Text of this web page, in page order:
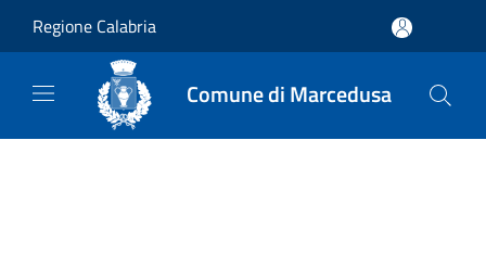
Regione Calabria
Comune di Marcedusa